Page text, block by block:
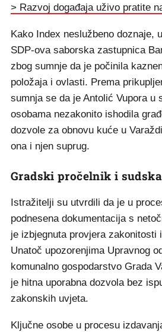
> Razvoj događaja uživo pratite
Kako Index neslužbeno doznaje,
SDP-ova saborska zastupnica
zbog sumnje da je počinila
položaja i ovlasti. Prema
sumnja se da je Antolić Vupora u
osobama nezakonito ishodila
dozvole za obnovu kuće u
ona i njen suprug.
Gradski pročelnik i
Istražitelji su utvrdili da je u
podnesena dokumentacija s
je izbjegnuta provjera zakonitosti
Unatoč upozorenjima Upravnog
komunalno gospodarstvo Grada
je hitna uporabna dozvola bez
zakonskih uvjeta.
Ključne osobe u procesu